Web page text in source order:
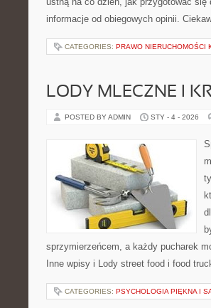
informacje od obiegowych opinii.
CATEGORIES: PRAWO NIERUCHOMOŚCI
LODY MLECZNE I
POSTED BY ADMIN STY - 4 - 2026
sprzymierzeńcem, a każdy pucharek
Inne wpisy i Lody street food i food
CATEGORIES: PSYCHOLOGIA PIĘKNA I